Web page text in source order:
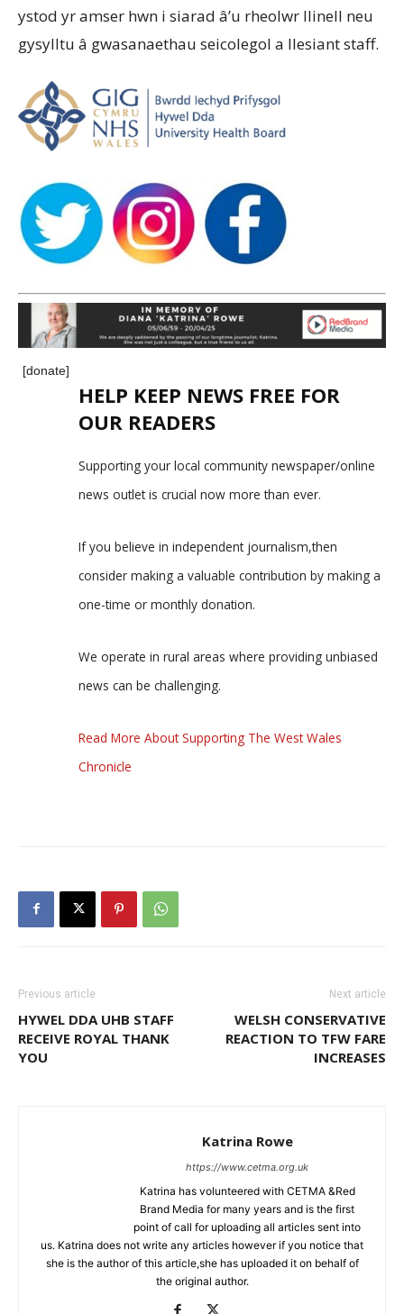
ystod yr amser hwn i siarad â’u rheolwr llinell neu
gysylltu â gwasanaethau seicolegol a llesiant staff.
[donate]
HELP KEEP NEWS FREE FOR
OUR READERS
Supporting your local community newspaper/online
news outlet is crucial now more than ever.
If you believe in independent journalism,then
consider making a valuable contribution by making a
one-time or monthly donation.
We operate in rural areas where providing unbiased
news can be challenging.
Read More About Supporting The West Wales
Chronicle
Previous article
HYWEL DDA UHB STAFF
RECEIVE ROYAL THANK
YOU
Next article
WELSH CONSERVATIVE
REACTION TO TFW FARE
INCREASES
Katrina Rowe
https://www.cetma.org.uk
Katrina has volunteered with CETMA &Red
Brand Media for many years and is the first
point of call for uploading all articles sent into
us. Katrina does not write any articles however if you notice that
she is the author of this article,she has uploaded it on behalf of
the original author.